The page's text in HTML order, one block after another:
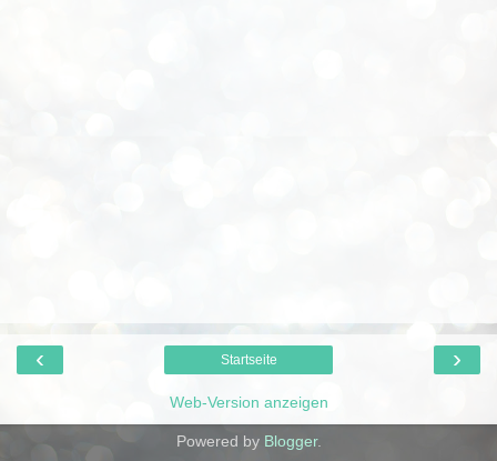
‹ ›
Startseite
Web-Version anzeigen
Powered by Blogger.